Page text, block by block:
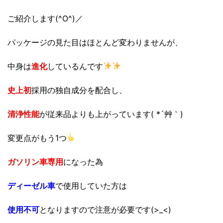
ご紹介します(^O^)／
パッケージの見た目はほとんど変わりませんが、
中身は進化しているんです
史上初採用の独自成分を配合し、
清浄性能が従来品よりも上がっています( *´艸｀)
変更点がもう1つ
ガソリン車専用になった為
ディーゼル車で使用していた方は
使用不可となりますので注意が必要です(>_<)